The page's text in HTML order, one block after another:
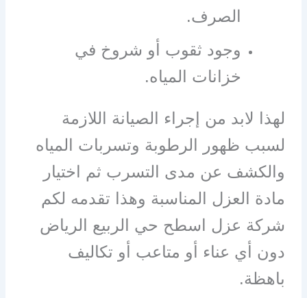
الصرف.
وجود ثقوب أو شروخ في
خزانات المياه.
لهذا لابد من إجراء الصيانة اللازمة
لسبب ظهور الرطوبة وتسربات المياه
والكشف عن مدى التسرب ثم اختيار
مادة العزل المناسبة وهذا تقدمه لكم
شركة عزل اسطح حي الربيع الرياض
دون أي عناء أو متاعب أو تكاليف
باهظة.